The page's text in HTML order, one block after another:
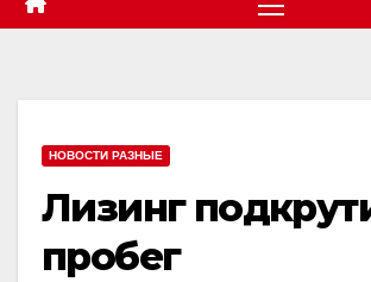
НОВОСТИ РАЗНЫЕ
Лизинг
пробег